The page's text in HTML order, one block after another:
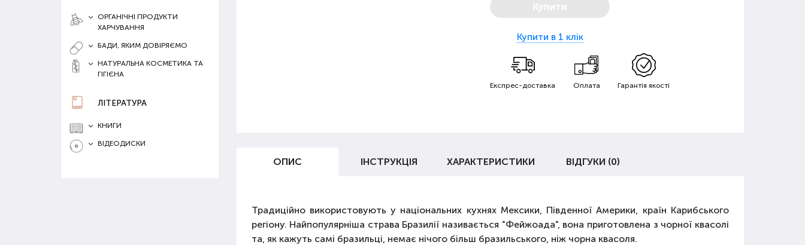
ОРГАНІЧНІ ПРОДУКТИ
ХАРЧУВАННЯ
БАДИ, ЯКИМ ДОВІРЯЄМО
НАТУРАЛЬНА КОСМЕТИКА ТА
ГІГІЄНА
ЛІТЕРАТУРА
КНИГИ
ВІДЕОДИСКИ
Купити
Купити в 1 клік
Експрес-доставка Оплата Гарантія якості
ОПИС ІНСТРУКЦІЯ ХАРАКТЕРИСТИКИ ВІДГУКИ (0)
Традиційно використовують у національних кухнях Мексики, Південної Америки, країн Карибського
регіону. Найпопулярніша страва Бразилії називається "Фейжоада", вона приготовлена з чорної квасолі
та, як кажуть самі бразильці, немає нічого більш бразильського, ніж чорна квасоля.